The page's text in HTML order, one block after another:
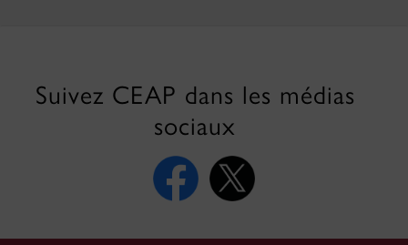
Suivez CEAP dans les médias
sociaux